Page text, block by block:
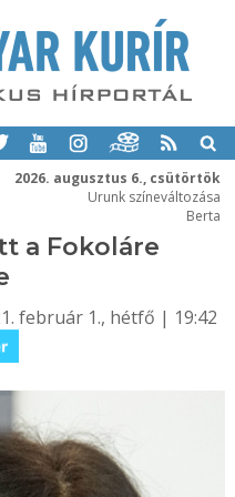
2026. augusztus 6., csütörtök
Urunk színeváltozása
Berta
a Fokoláre
február 1., hétfő | 19:42